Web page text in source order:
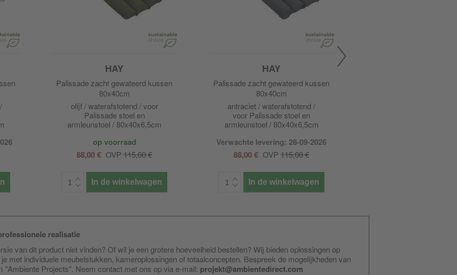
HAY
Palissade zacht gewateerd kussen
80x40cm
olijf / waterafstotend / voor
Palissade stoel en
armleunstoel / 80x40x6,5cm
op voorraad
88,00 € OVP 115,00 €
In de winkelwagen
HAY
Palissade zacht gewateerd kussen
80x40cm
antraciet / waterafstotend /
voor Palissade stoel en
armleunstoel / 80x40x6,5cm
Verwachte levering: 28-09-2026
88,00 € OVP 115,00 €
In de winkelwagen
realisatie
van dit product niet vinden? Of wil je een grotere hoeveelheid bestellen? Wij bieden oplossingen op
met individuele meubelstukken, kameroplossingen of totaalconcepten. Bespreek de mogelijkheden van
"Ambiente Projects". Neem contact met ons op via e-mail: projekt@ambientedirect.com